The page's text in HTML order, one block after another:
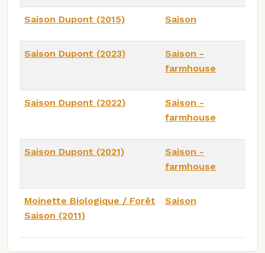
Saison Dupont (2015) Saison
Saison Dupont (2023)
Saison -
farmhouse
Saison Dupont (2022)
Saison -
farmhouse
Saison Dupont (2021)
Saison -
farmhouse
Moinette Biologique / Forêt
Saison (2011)
Saison